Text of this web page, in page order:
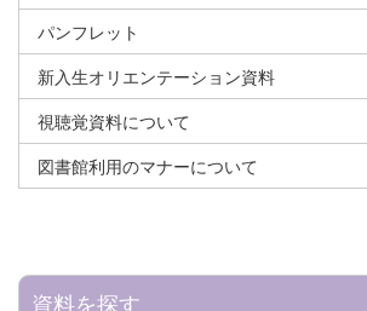
パンフレット
新入生オリエンテーション資料
視聴覚資料について
図書館利用のマナーについて
資料を探す